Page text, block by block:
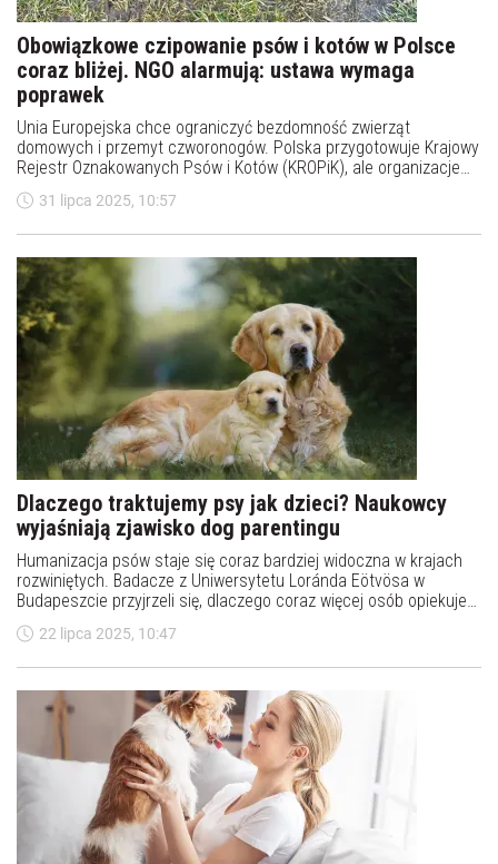
Obowiązkowe czipowanie psów i kotów w Polsce
coraz bliżej. NGO alarmują: ustawa wymaga
poprawek
Unia Europejska chce ograniczyć bezdomność zwierząt
domowych i przemyt czworonogów. Polska przygotowuje Krajowy
Rejestr Oznakowanych Psów i Kotów (KROPiK), ale organizacje
prozwierzęce ostrzegają: przepisy są niedoskonałe, a część
rozwiązań może utrudnić adopcje i zwiększyć koszty dla fundacji
31 lipca 2025, 10:57
Dlaczego traktujemy psy jak dzieci? Naukowcy
wyjaśniają zjawisko dog parentingu
Humanizacja psów staje się coraz bardziej widoczna w krajach
rozwiniętych. Badacze z Uniwersytetu Loránda Eötvösa w
Budapeszcie przyjrzeli się, dlaczego coraz więcej osób opiekuje
się psami jak własnymi dziećmi – i co to mówi o współczesnych
społeczeństwach.
22 lipca 2025, 10:47